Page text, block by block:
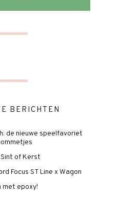
BERICHTEN
de nieuwe speelfavoriet
of Kerst
Focus ST Line x Wagon
met epoxy!